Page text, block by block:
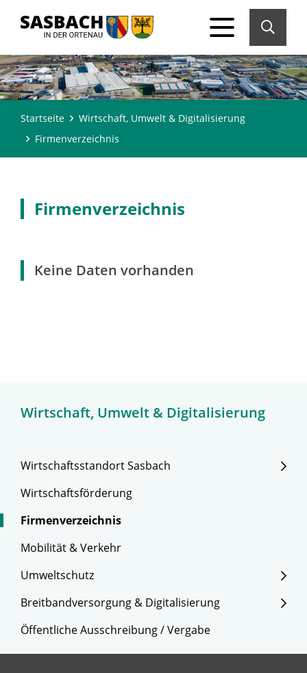
Startseite
Wirtschaft, Umwelt & Digitalisierung
Firmenverzeichnis
Wirtschaft, Umwelt & Digitalisierung
Wirtschaftsstandort Sasbach
Wirtschaftsförderung
Firmenverzeichnis
Mobilität & Verkehr
Umweltschutz
Breitbandversorgung & Digitalisierung
Öffentliche Ausschreibung / Vergabe
Firmenverzeichnis
Keine Daten vorhanden